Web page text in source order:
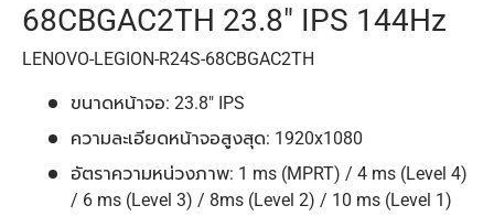
68CBGAC2TH 23.8" IPS 144Hz
LENOVO-LEGION-R24S-68CBGAC2TH
ขนาดหน้าจอ: 23.8" IPS
ความละเอียดหน้าจอสูงสุด: 1920x1080
อัตราความหน่วงภาพ: 1 ms (MPRT) / 4 ms (Level 4)
/ 6 ms (Level 3) / 8ms (Level 2) / 10 ms (Level 1)